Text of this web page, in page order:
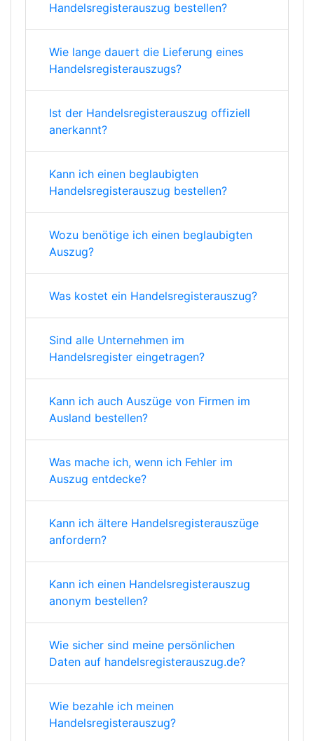
Handelsregisterauszug bestellen?
Wie lange dauert die Lieferung eines
Handelsregisterauszugs?
Ist der Handelsregisterauszug offiziell
anerkannt?
Kann ich einen beglaubigten
Handelsregisterauszug bestellen?
Wozu benötige ich einen beglaubigten
Auszug?
Was kostet ein Handelsregisterauszug?
Sind alle Unternehmen im
Handelsregister eingetragen?
Kann ich auch Auszüge von Firmen im
Ausland bestellen?
Was mache ich, wenn ich Fehler im
Auszug entdecke?
Kann ich ältere Handelsregisterauszüge
anfordern?
Kann ich einen Handelsregisterauszug
anonym bestellen?
Wie sicher sind meine persönlichen
Daten auf handelsregisterauszug.de?
Wie bezahle ich meinen
Handelsregisterauszug?